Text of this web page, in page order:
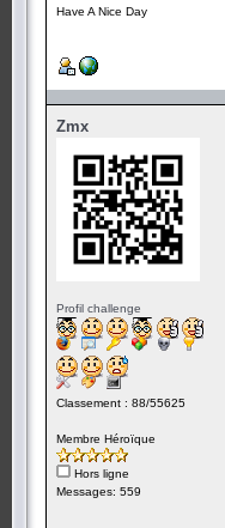
Have A Nice Day
Zmx
Profil challenge
Classement : 88/55625
Membre Héroïque
Hors ligne
Messages: 559